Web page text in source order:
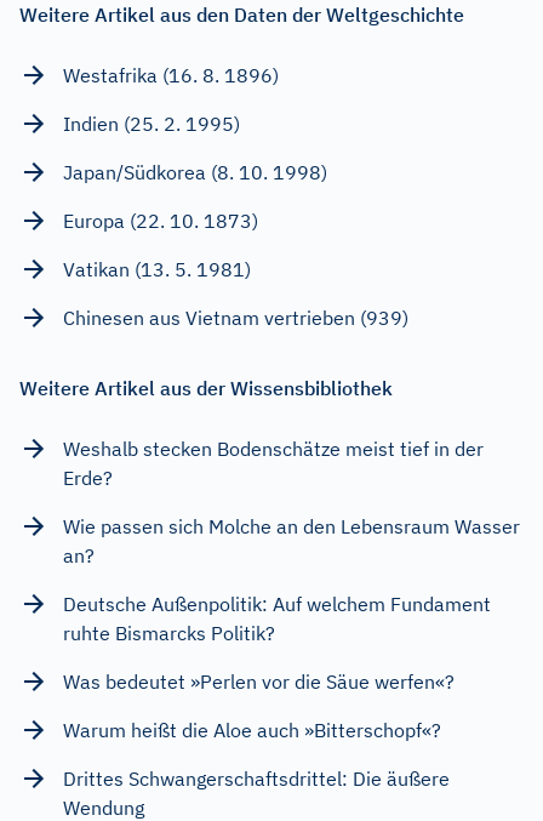
Weitere Artikel aus den Daten der Weltgeschichte
Westafrika (16. 8. 1896)
Indien (25. 2. 1995)
Japan/Südkorea (8. 10. 1998)
Europa (22. 10. 1873)
Vatikan (13. 5. 1981)
Chinesen aus Vietnam vertrieben (939)
Weitere Artikel aus der Wissensbibliothek
Weshalb stecken Bodenschätze meist tief in der
Erde?
Wie passen sich Molche an den Lebensraum Wasser
an?
Deutsche Außenpolitik: Auf welchem Fundament
ruhte Bismarcks Politik?
Was bedeutet »Perlen vor die Säue werfen«?
Warum heißt die Aloe auch »Bitterschopf«?
Drittes Schwangerschaftsdrittel: Die äußere
Wendung